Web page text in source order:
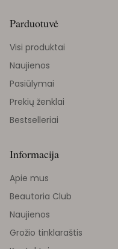
Parduotuvė
Visi produktai
Naujienos
Pasiūlymai
Prekių ženklai
Bestselleriai
Informacija
Apie mus
Beautoria Club
Naujienos
Grožio tinklaraštis